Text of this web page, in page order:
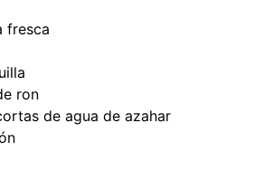
fresca
ron
de agua de azahar